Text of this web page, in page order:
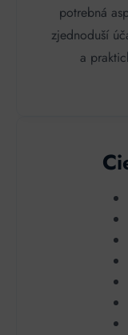
potrebná
zjednoduší
a